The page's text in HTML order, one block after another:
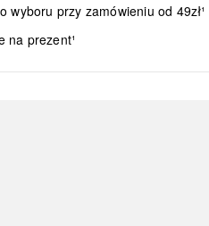
wyboru przy zamówieniu od 49zł¹
na prezent¹